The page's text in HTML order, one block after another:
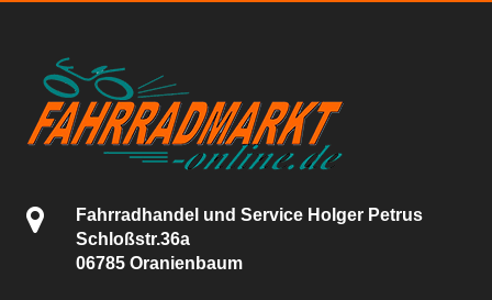
Fahrradhandel und Service Holger Petrus
Schloßstr.36a
06785 Oranienbaum